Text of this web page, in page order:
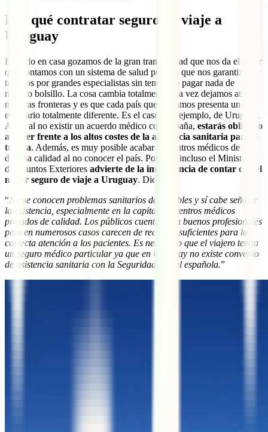
Por qué contratar seguro de viaje a
Uruguay
Estando en casa gozamos de la gran tranquilidad que nos da el saber
que contamos con un sistema de salud público que nos garantiza ser
tratados por grandes especialistas sin tener que pagar nada de
nuestro bolsillo. La cosa cambia totalmente una vez dejamos atrás
nuestras fronteras y es que cada país que visitamos presenta un
escenario totalmente diferente. Es el caso, por ejemplo, de Uruguay.
Aquí, al no existir un acuerdo médico con España, estarás obligado
a hacer frente a los altos costes de la asistencia sanitaria para el
turista. Además, es muy posible acabar en centros médicos de
dudosa calidad al no conocer el país. Por ello, incluso el Ministerio
de Asuntos Exteriores advierte de la importancia de contar con el
mejor seguro de viaje a Uruguay. Dice:
“No se conocen problemas sanitarios destacables y sí cabe señalar
la existencia, especialmente en la capital, de centros médicos
privados de calidad. Los públicos cuentan con buenos profesionales
pero en numerosos casos carecen de recursos suficientes para la
correcta atención a los pacientes. Es necesario que el viajero tenga
un seguro médico particular ya que en Uruguay no existe convenio
de asistencia sanitaria con la Seguridad Social española.”